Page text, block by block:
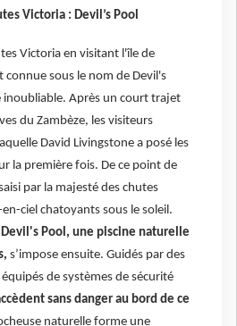
Victoria : Devil’s Pool
Victoria en visitant l'île de
connue sous le nom de Devil's
inoubliable. Après un court trajet
du Zambèze, les visiteurs
David Livingstone a posé les
la première fois. De ce point de
par la majesté des chutes
ciel chatoyants sous le soleil.
Pool, une piscine naturelle
s’impose ensuite. Guidés par des
de systèmes de sécurité
sans danger au bord de ce
naturelle forme une